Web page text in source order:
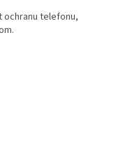
telefonu,